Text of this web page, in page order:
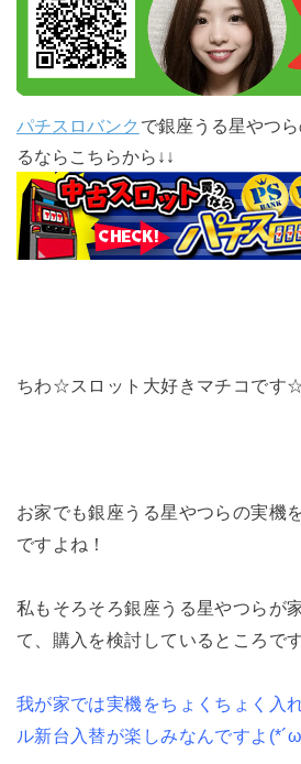
パチスロバンク で銀座うる星やつ
るならこちらから↓↓
ちわ☆スロット大好きマチコです
お家でも銀座うる星やつらの実機
ですよね！
私もそろそろ銀座うる星やつらが
て、購入を検討しているところです
我が家では実機をちょくちょく入
ル新台入替が楽しみなんですよ